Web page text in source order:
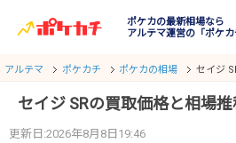
ポケカの最新相場なら
アルテマ運営の「ポケカ
アルテマ ポケカチ ポケカの相場 セイジ
セイジ SRの買取価格と相場推
更新日:2026年8月8日19:46